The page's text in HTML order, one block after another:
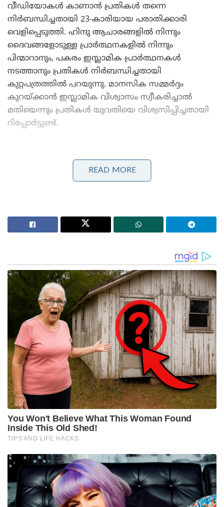
വീഡിയോകൾ കാണാൻ പ്രതികൾ തന്നെ
നിർബന്ധിച്ചതായി 23-കാരിയായ പരാതിക്കാരി
വെളിപ്പെടുത്തി. ഹിന്ദു ആചാരങ്ങളിൽ നിന്നും
ദൈവങ്ങളോടുള്ള പ്രാർത്ഥനകളിൽ നിന്നും
പിന്മാറാനും, പകരം ഇസ്ലാമിക പ്രാർത്ഥനകൾ
നടത്താനും പ്രതികൾ നിർബന്ധിച്ചതായി
കുറ്റപത്രത്തിൽ പറയുന്നു. മാനസിക സമ്മർദ്ദം
കുറയ്ക്കാൻ ഇസ്ലാമിക വിശ്വാസം സ്വീകരിച്ചാൽ
മതിയെന്നും പ്രതികൾ യുവതിയെ വിശ്വസിപ്പിച്ചതായി
റിപ്പോർട്ടുണ്ട്.
സാധാരണക്കാർക്കും ചെറുകിട വ്യാപാരികൾക്കും ഒരു
തരത്തിലുള്ള ട്രാൻസാക്ഷൻ നിരക്കുകളും ഈടാക്കില്ല
; യു.പി.ഐ നിയമഭേദഗതിയിൽ വ്യക്തത വരുത്തി
ദാനിഷ് ഷെയ്ഖ്, തൗസിഫ് അത്താർ, നിദ ഖാൻ
എന്നിവരാണ് കേസിലെ പ്രധാന പ്രതികൾ.
വിവാഹിതനായ ദാനിഷ് ഷെയ്ഖ് വിവാഹവാഗ്ദാനം
നൽകി തന്നെ ലൈംഗികമായി ചൂഷണം ചെയ്തതായി
യുവതി പരാതിയിൽ പറയുന്നു. നിദ ഖാൻ വാട്‌സ്ആപ്പ്
ഗ്രൂപ്പുകൾ വഴി മറ്റ് ജീവനക്കാരെയും മതം മാറാനും
ഇസ്ലാമിക രീതികൾ പിന്തുടരാനും
നിർബന്ധിച്ചിരുന്നതായി എഫ്ഐആറിൽ
ആരോപിക്കുന്നു.
ടിസിഎസ് ബിപിഒ യൂണിറ്റിലെ വിവിധ
കേസുകളിലായി ഒൻപതോളം ജീവനക്കാർ
പീഡനത്തിനും മതപരമായ നിർബന്ധിത
പെരുമാറ്റത്തിനുമെതിരെ പരാതി നൽകിയിട്ടുണ്ട്.
കേസിൽ ആരോപണവിധേയരായ ജീവനക്കാരെ
ടിസിഎസ് ഇതിനകം സസ്പെൻഡ് ചെയ്തിട്ടുണ്ട്.
ജീവനക്കാരുടെ സുരക്ഷയ്ക്കും അന്തസ്സിനും കമ്പനി
വലിയ പ്രാധാന്യം നൽകുന്നുണ്ടെന്നും, ഏത്
READ MORE